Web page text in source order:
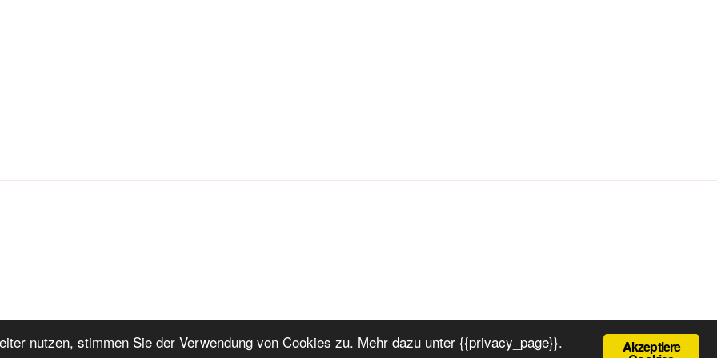
Stolz präsentiert von WordPress Akzeptiere
nutzen, stimmen Sie der Verwendung von Cookies zu. Mehr dazu unter {{privacy_page}}.